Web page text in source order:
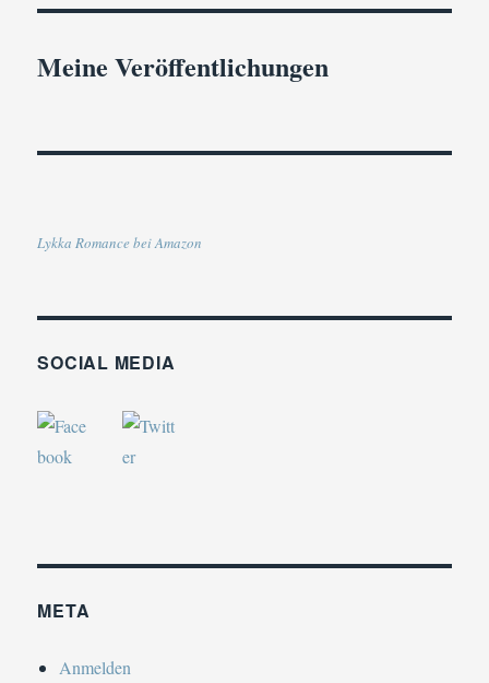
Meine Veröffentlichungen
Lykka Romance bei Amazon
SOCIAL MEDIA
META
Anmelden